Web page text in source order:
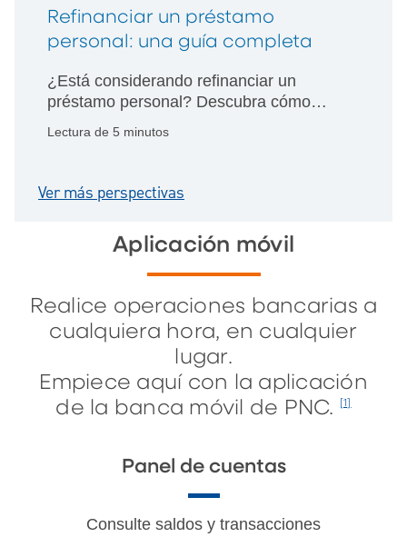
Refinanciar un préstamo
personal: una guía completa
¿Está considerando refinanciar un
préstamo personal? Descubra cómo
Lectura de 5 minutos
Ver más perspectivas
Aplicación móvil
Realice operaciones bancarias a
cualquiera hora, en cualquier
lugar.
Empiece aquí con la aplicación
de la banca móvil de PNC. [1]
Panel de cuentas
Consulte saldos y transacciones